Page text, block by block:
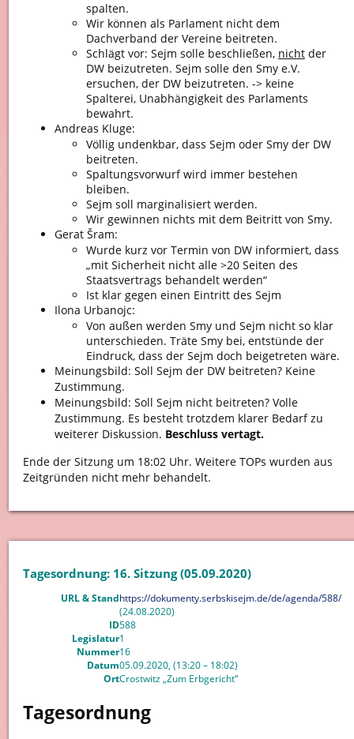
spalten.
Wir können als Parlament nicht dem
Dachverband der Vereine beitreten.
Schlägt vor: Sejm solle beschließen, nichtder
DW beizutreten. Sejm solle den Smy e.V.
ersuchen, der DW beizutreten. -> keine
Spalterei, Unabhängigkeit des Parlaments
bewahrt.
Andreas Kluge:
Völlig undenkbar, dass Sejm oder Smy der DW
beitreten.
Spaltungsvorwurf wird immer bestehen
bleiben.
Sejm soll marginalisiert werden.
Wir gewinnen nichts mit dem Beitritt von Smy.
Gerat Šram:
Wurde kurz vor Termin von DW informiert, dass
„mit Sicherheit nicht alle >20 Seiten des
Staatsvertrags behandelt werden“
Ist klar gegen einen Eintritt des Sejm
Ilona Urbanojc:
Von außen werden Smy und Sejm nicht so klar
unterschieden. Träte Smy bei, entstünde der
Eindruck, dass der Sejm doch beigetreten wäre.
Meinungsbild: Soll Sejm der DW beitreten? Keine
Zustimmung.
Meinungsbild: Soll Sejm nicht beitreten? Volle
Zustimmung. Es besteht trotzdem klarer Bedarf zu
weiterer Diskussion. Beschluss vertagt.
Ende der Sitzung um 18:02 Uhr. Weitere TOPs wurden aus
Zeitgründen nicht mehr behandelt.
Tagesordnung: 16. Sitzung (05.09.2020)
URL & Standhttps://dokumenty.serbskisejm.de/de/agenda/588/
(24.08.2020)
ID588
Legislatur1
Nummer16
Datum05.09.2020, (13:20 – 18:02)
OrtCrostwitz „Zum Erbgericht“
Tagesordnung